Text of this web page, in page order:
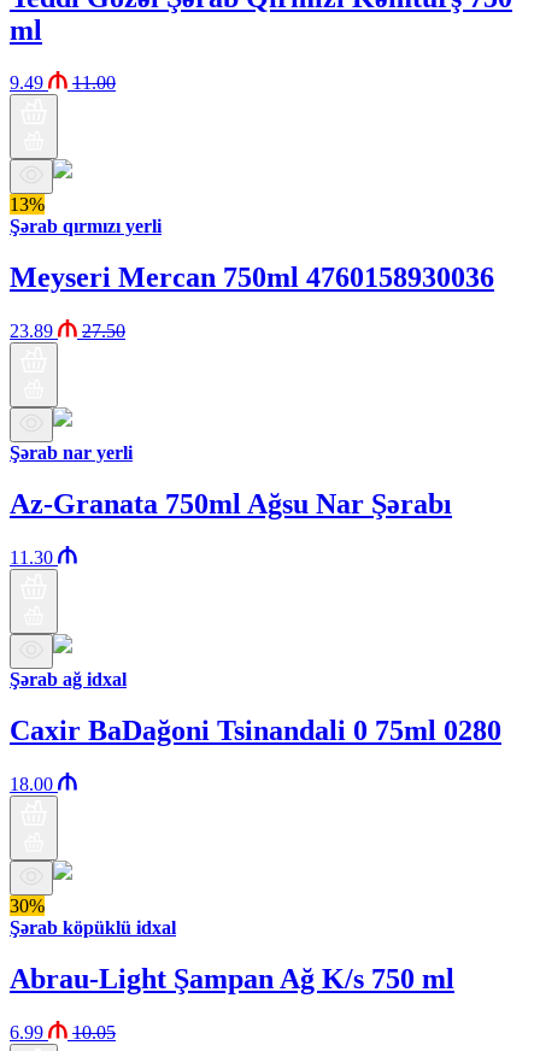
ml
9.49 11.00
13%
Şərab qırmızı yerli
Meyseri Mercan 750ml 4760158930036
23.89 27.50
Şərab nar yerli
Az-Granata 750ml Ağsu Nar Şərabı
11.30
Şərab ağ idxal
Caxir BaDağoni Tsinandali 0 75ml 0280
18.00
30%
Şərab köpüklü idxal
Abrau-Light Şampan Ağ K/s 750 ml
6.99 10.05